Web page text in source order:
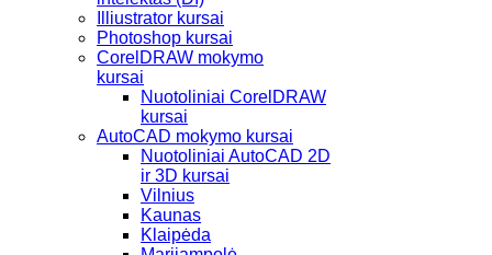
Illiustrator kursai
Photoshop kursai
CorelDRAW mokymo
kursai
Nuotoliniai CorelDRAW
kursai
AutoCAD mokymo kursai
Nuotoliniai AutoCAD 2D
ir 3D kursai
Vilnius
Kaunas
Klaipėda